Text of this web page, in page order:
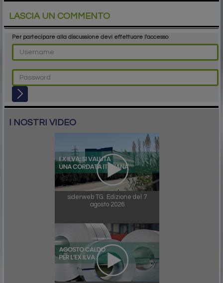
LASCIA UN COMMENTO
Per partecipare alla discussione devi effettuare l'accesso
I NOSTRI VIDEO
siderweb TG. Edizione del 7
agosto 2026